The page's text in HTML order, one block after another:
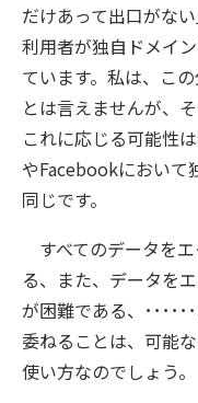
だけあって出口がな
利用者が独自ドメイ
ています。私は、こ
とは言えませんが、
これに応じる可能性
やFacebookにおいて
同じです。
すべてのデータを
る、また、データを
が困難である、････
委ねることは、可能
使い方なのでしょう。